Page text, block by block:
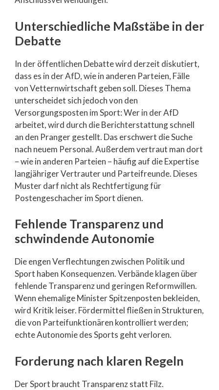
Unterschiedliche Maßstäbe in der
Debatte
In der öffentlichen Debatte wird derzeit diskutiert,
dass es in der AfD, wie in anderen Parteien, Fälle
von Vetternwirtschaft geben soll. Dieses Thema
unterscheidet sich jedoch von den
Versorgungsposten im Sport: Wer in der AfD
arbeitet, wird durch die Berichterstattung schnell
an den Pranger gestellt. Das erschwert die Suche
nach neuem Personal. Außerdem vertraut man dort
– wie in anderen Parteien – häufig auf die Expertise
langjähriger Vertrauter und Parteifreunde. Dieses
Muster darf nicht als Rechtfertigung für
Postengeschacher im Sport dienen.
Fehlende Transparenz und
schwindende Autonomie
Die engen Verflechtungen zwischen Politik und
Sport haben Konsequenzen. Verbände klagen über
fehlende Transparenz und geringen Reformwillen.
Wenn ehemalige Minister Spitzenposten bekleiden,
wird Kritik leiser. Fördermittel fließen in Strukturen,
die von Parteifunktionären kontrolliert werden;
echte Autonomie des Sports geht verloren.
Forderung nach klaren Regeln
Der Sport braucht Transparenz statt Filz.